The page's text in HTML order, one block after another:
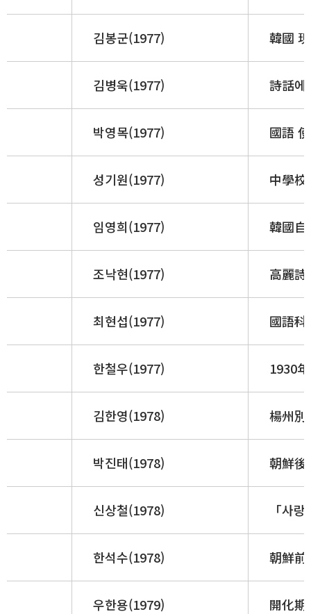
김봉군(1977) 韓國
김병욱(1977) 詩話에
박영목(1977) 國語
성기원(1977) 中學校
임영희(1977) 韓國自
조낙현(1977) 高麗詩
최현섭(1977) 國語科
한철우(1977) 1930
김한영(1978) 楊州別
박진태(1978) 朝鮮後
신상철(1978) 「사
한석수(1978) 朝鮮前
우한용(1979) 開化期